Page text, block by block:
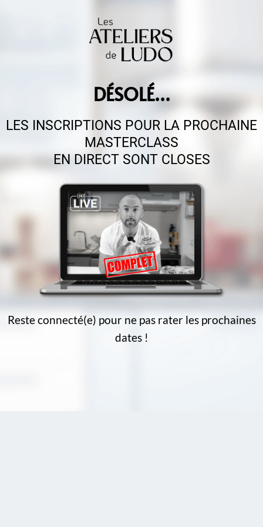
DÉSOLÉ...
LES INSCRIPTIONS POUR LA PROCHAINE
MASTERCLASS
EN DIRECT SONT CLOSES
Reste connecté(e) pour ne pas rater les prochaines
dates !